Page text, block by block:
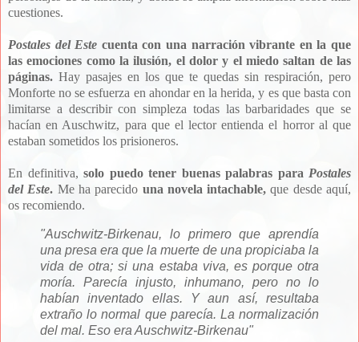
cuestiones.
Postales del Este cuenta con una narraciónvibrante en la que
las emociones como la ilusión, el dolor y el miedo saltan de las
páginas. Hay pasajes en los que te quedas sin respiración, pero
Monforte no se esfuerza en ahondar en la herida, y es que basta con
limitarse a describir con simpleza todas las barbaridades que se
hacían en Auschwitz, para que el lector entienda el horror al que
estaban sometidos los prisioneros.
En definitiva, solo puedo tener buenas palabras para Postales
del Este. Me ha parecido una novela intachable, que desde aquí,
os recomiendo.
"Auschwitz-Birkenau, lo primero que aprendía
una presa era que la muerte de una propiciaba la
vida de otra; si una estaba viva, es porque otra
moría. Parecía injusto, inhumano, pero no lo
habían inventado ellas. Y aun así, resultaba
extraño lo normal que parecía. La normalización
del mal. Eso era Auschwitz-Birkenau"